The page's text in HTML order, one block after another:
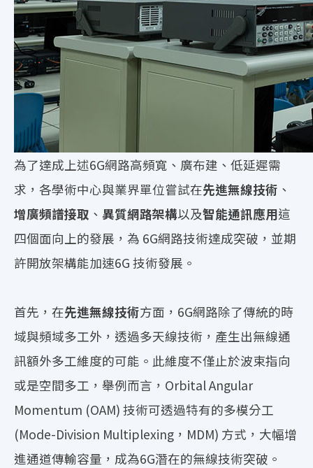
為了達成上述6G網路高頻寬、廣布建、低延遲需
求，各學術中心與業界單位嘗試在先進無線技術 、
增廣頻譜接取 、 異質網路架構以及智能通訊應用這
四個面向上的發展，為 6G網路技術達成突破，並期
許開放架構能加速6G 技術發展。
首先，在先進無線技術方面，6G網路除了傳統的時
域與頻域多工外，透過多天線技術，產生出無線通
訊額外多工維度的可能。此維度不僅止於波束指向
或是空間多工，舉例而言，Orbital Angular
Momentum (OAM) 技術可透過特有的多模分工
(Mode-Division Multiplexing，MDM) 方式，大幅增
進通道傳輸容量，成為6G潛在的無線技術突破。